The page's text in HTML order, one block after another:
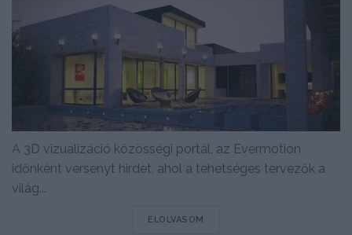
A 3D vizualizáció közösségi portál, az Evermotion
időnként versenyt hirdet, ahol a tehetséges tervezők a
világ...
ELOLVASOM